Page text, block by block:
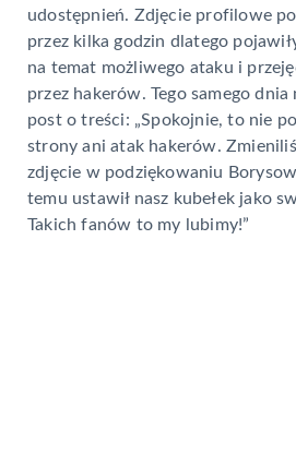
udostępnień. Zdjęcie profilowe
przez kilka godzin dlatego
na temat możliwego ataku i
przez hakerów. Tego samego dnia
post o treści: „Spokojnie, to nie
strony ani atak hakerów.
zdjęcie w podziękowaniu
temu ustawił nasz kubełek jako
Takich fanów to my lubimy!”